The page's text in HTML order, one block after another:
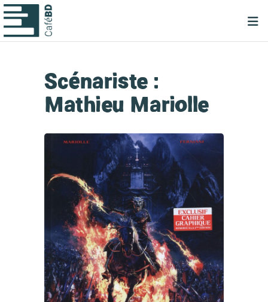
Scénariste :
Mathieu Mariolle